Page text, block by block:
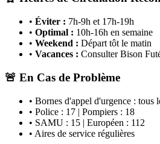
• Éviter : 7h-9h et 17h-19h
• Optimal : 10h-16h en semaine
• Weekend : Départ tôt le matin
• Vacances : Consulter Bison
🚨 En Cas de Problème
• Bornes d'appel d'urgence : tous
• Police : 17 | Pompiers : 18
• SAMU : 15 | Européen : 112
• Aires de service régulières